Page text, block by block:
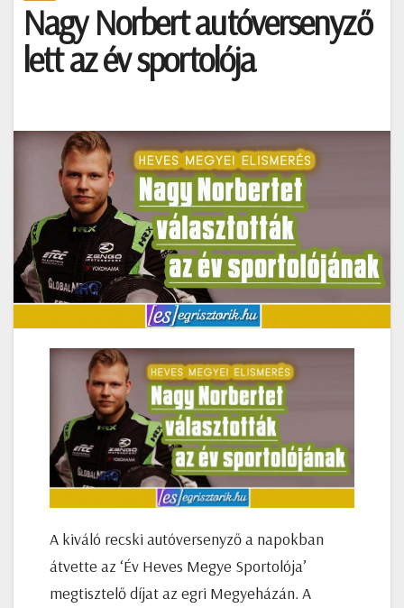
Nagy Norbert autóversenyző
lett az év sportolója
A kiváló recski autóversenyző a napokban
átvette az ‘Év Heves Megye Sportolója’
megtisztelő díjat az egri Megyeházán. A